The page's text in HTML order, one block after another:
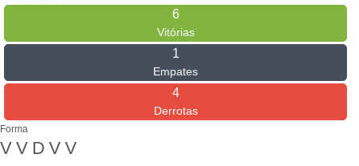
6
Vitórias
1
Empates
4
Derrotas
Forma
V V D V V